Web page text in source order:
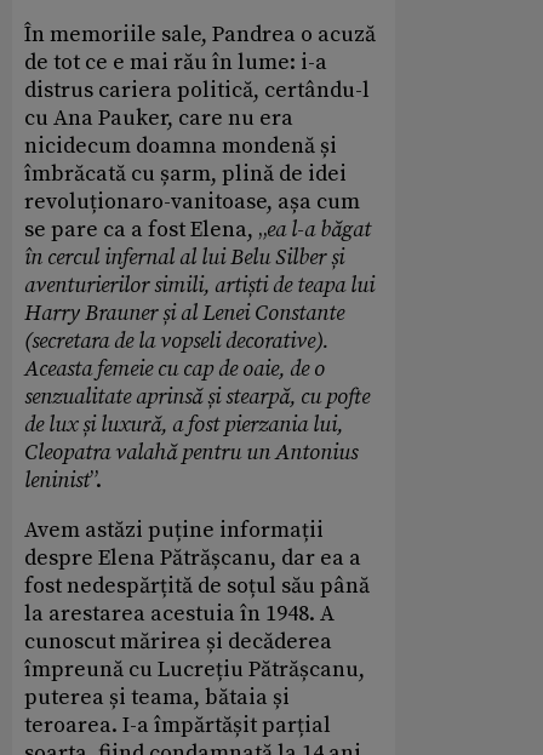
În memoriile sale, Pandrea o acuză
de tot ce e mai rău în lume: i-a
distrus cariera politică, certându-l
cu Ana Pauker, care nu era
nicidecum doamna mondenă și
îmbrăcată cu șarm, plină de idei
revoluționaro-vanitoase, așa cum
se pare ca a fost Elena, „ea l-a băgat
în cercul infernal al lui Belu Silber și
aventurierilor simili, artiști de teapa lui
Harry Brauner și al Lenei Constante
(secretara de la vopseli decorative).
Aceasta femeie cu cap de oaie, de o
senzualitate aprinsăși stearpă, cu pofte
de lux și luxură, a fost pierzania lui,
Cleopatra valahăpentru un Antonius
leninist”.
Avem astăzi puține informații
despre Elena Pătrășcanu, dar ea a
fost nedespărțită de soțul său până
la arestarea acestuia în 1948. A
cunoscut mărirea și decăderea
împreună cu Lucrețiu Pătrășcanu,
puterea și teama, bătaia și
teroarea. I-a împărtășit parțial